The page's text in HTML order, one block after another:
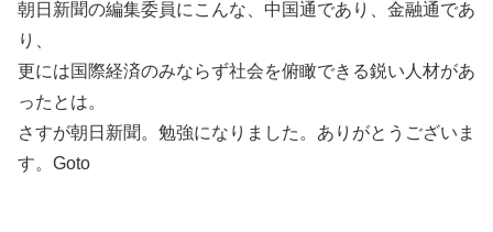
朝日新聞の編集委員にこんな、中国通であり、金融通であ
り、
更には国際経済のみならず社会を俯瞰できる鋭い人材があ
ったとは。
さすが朝日新聞。勉強になりました。ありがとうございま
す。Goto